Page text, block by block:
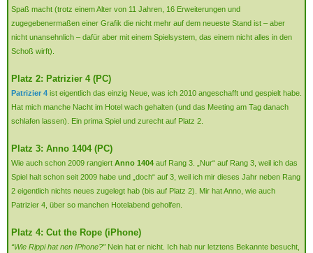
Spaß macht (trotz einem Alter von 11 Jahren, 16 Erweiterungen und
zugegebenermaßen einer Grafik die nicht mehr auf dem neueste Stand ist – aber
nicht unansehnlich – dafür aber mit einem Spielsystem, das einem nicht alles in den
Schoß wirft).
Platz 2: Patrizier 4 (PC)
Patrizier 4 ist eigentlich das einzig Neue, was ich 2010 angeschafft und gespielt habe.
Hat mich manche Nacht im Hotel wach gehalten (und das Meeting am Tag danach
schlafen lassen). Ein prima Spiel und zurecht auf Platz 2.
Platz 3: Anno 1404 (PC)
Wie auch schon 2009 rangiert Anno 1404 auf Rang 3. „Nur“ auf Rang 3, weil ich das
Spiel halt schon seit 2009 habe und „doch“ auf 3, weil ich mir dieses Jahr neben Rang
2 eigentlich nichts neues zugelegt hab (bis auf Platz 2). Mir hat Anno, wie auch
Patrizier 4, über so manchen Hotelabend geholfen.
Platz 4: Cut the Rope (iPhone)
“Wie Rippi hat nen IPhone?” Nein hat er nicht. Ich hab nur letztens Bekannte besucht,